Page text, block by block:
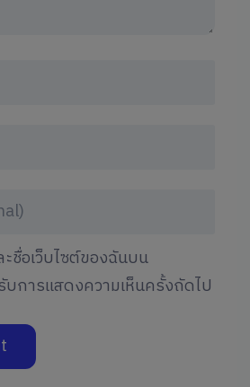
ชื่อเว็บไซต์ของฉันบน
บการแสดงความเห็นครั้งถัดไป